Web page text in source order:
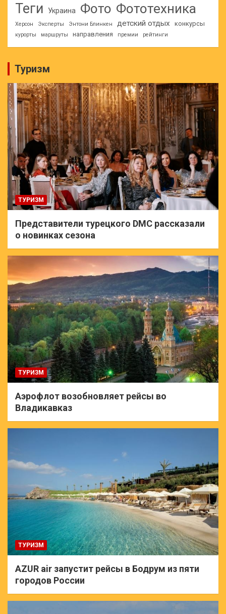
Теги Украина Фото Фототехника
Херсон Эксперты Энтони Блинкен детский отдых конкурсы
курорты маршруты направления премии рейтинги
Туризм
ТУРИЗМ
Представители турецкого DMC рассказали
о новинках сезона
ТУРИЗМ
Аэрофлот возобновляет рейсы во
Владикавказ
ТУРИЗМ
AZUR air запустит рейсы в Бодрум из пяти
городов России